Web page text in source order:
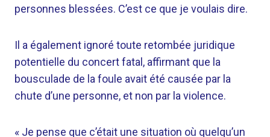
personnes blessées. C’est ce que je voulais dire.
Il a également ignoré toute retombée juridique
potentielle du concert fatal, affirmant que la
bousculade de la foule avait été causée par la
chute d’une personne, et non par la violence.
« Je pense que c’était une situation où quelqu’un